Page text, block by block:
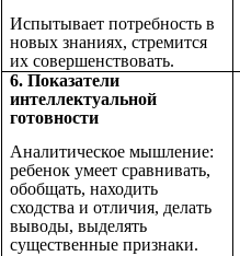
Испытывает потребность в
новых знаниях, стремится
их совершенствовать.
6. Показатели
интеллектуальной
готовности
Аналитическое мышление:
ребенок умеет сравнивать,
обобщать, находить
сходства и отличия, делать
выводы, выделять
существенные признаки.